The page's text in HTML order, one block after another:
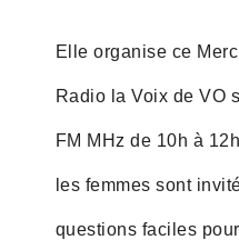
Elle organise ce
Radio la Voix de VO
FM MHz de 10h à
les femmes sont
questions faciles